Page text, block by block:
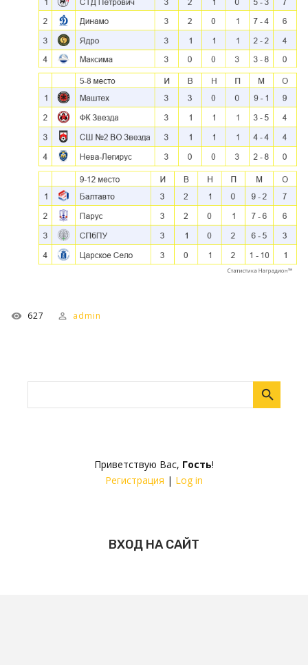
Приветствую Вас, Гость!
Регистрация | Log in
ВХОД НА САЙТ
627 admin